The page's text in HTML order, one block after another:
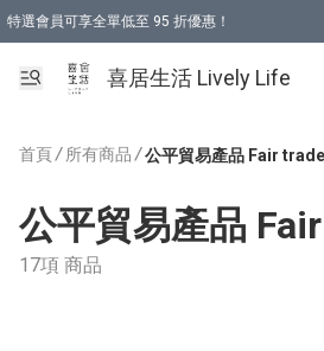
特選會員可享全單低至 95 折優惠！
購物折後滿$600免運費優惠 (減價貨品除外）
購物折後滿$320 即可免費於「順豐站」或「順
喜居生活 Lively Life
首頁/ 所有商品 /公平貿易產品 Fair trade
公平貿易產品
17項 商品